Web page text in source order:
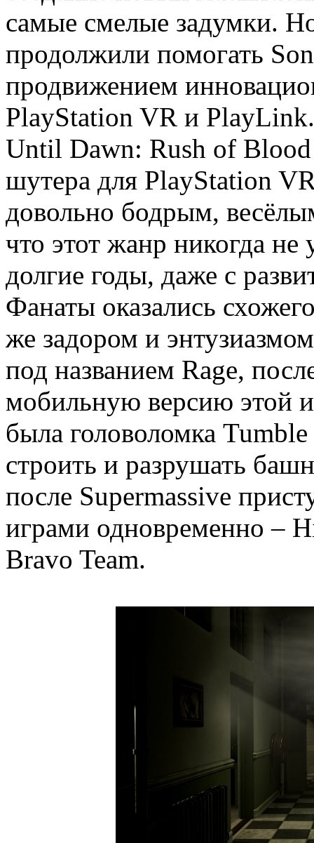
самые смелые задумки.
продолжили помогать
продвижением
PlayStation VR и
Until Dawn: Rush of
шутера для PlayStation
довольно бодрым,
что этот жанр никогда не
долгие годы, даже с
Фанаты оказались
же задором и
под названием Rage,
мобильную версию этой
была головоломка
строить и разрушать
после Supermassive
играми одновременно –
Bravo Team.